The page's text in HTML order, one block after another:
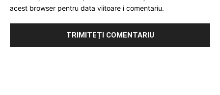
acest browser pentru data viitoare i comentariu.